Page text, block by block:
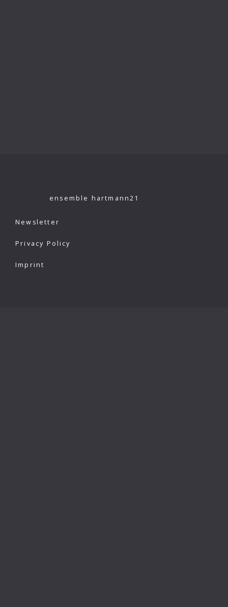
ensemble hartmann21
Newsletter
Privacy Policy
Imprint